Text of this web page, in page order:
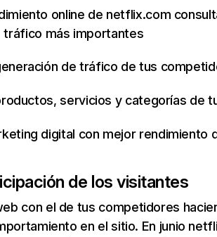
online de netflix.com
tráfico más importantes
de tráfico de tus
servicios y categorías de
digital con mejor rendimiento
de los visitantes
con el de tus competidores
en el sitio. En junio